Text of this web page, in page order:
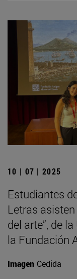
10 | 07 | 2025
Estudiantes
Letras
del arte”, de
la Fundación
Imagen Cedida